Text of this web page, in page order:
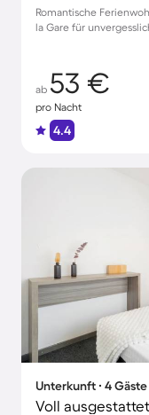
Romantische
la Gare für
ab 53 €
pro Nacht
4.4
Unterkunft ∙ 4